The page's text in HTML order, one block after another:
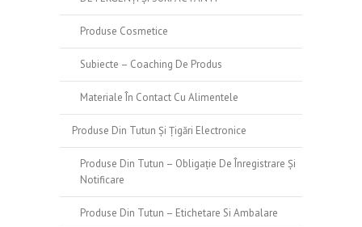
Produse Cosmetice
Subiecte – Coaching De Produs
Materiale În Contact Cu Alimentele
Produse Din Tutun Și Țigări Electronice
Produse Din Tutun – Obligație De Înregistrare Și
Notificare
Produse Din Tutun – Etichetare Si Ambalare